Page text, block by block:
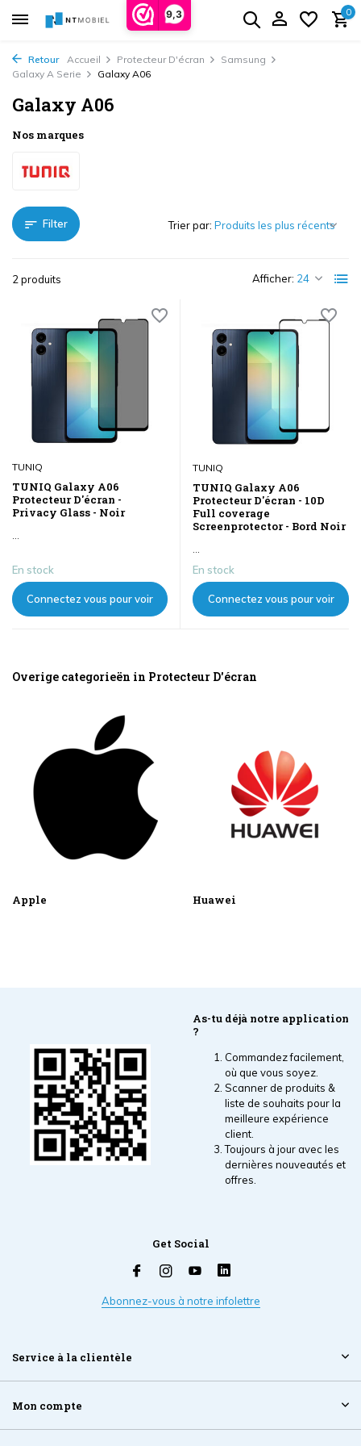
9,3 0
Retour Accueil Protecteur D'écran
Samsung
Galaxy A Serie
Galaxy A06
Galaxy A06
Nos marques
Filter
2 produits Afficher:
Trier par:
TUNIQ
TUNIQ Galaxy A06
Protecteur D'écran -
Privacy Glass - Noir
En stock
Connectez vous pour voir
TUNIQ
TUNIQ Galaxy A06
Protecteur D'écran - 10D
Full coverage
Screenprotector - Bord Noir
En stock
Connectez vous pour voir
Overige categorieën in Protecteur D'écran
Apple Huawei
As-tu déjà notre application
?
Commandez facilement,
où que vous soyez.
Scanner de produits &
liste de souhaits pour la
meilleure expérience
client.
Toujours à jour avec les
dernières nouveautés et
offres.
Get Social
Abonnez-vous à notre infolettre
Service à la clientèle
Mon compte